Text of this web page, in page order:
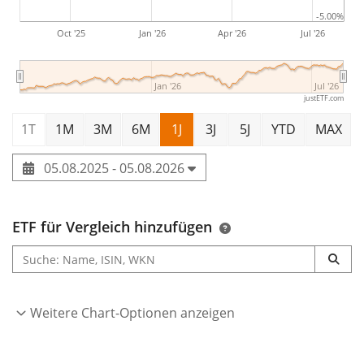
Oct '25 Jan '26 Apr '26 Jul '26
Jan '26 Jul '26
-5.00%
justETF.com
1T 1M 3M 6M 1J 3J 5J YTD MAX
05.08.2025 - 05.08.2026
ETF für Vergleich hinzufügen
Weitere Chart-Optionen anzeigen